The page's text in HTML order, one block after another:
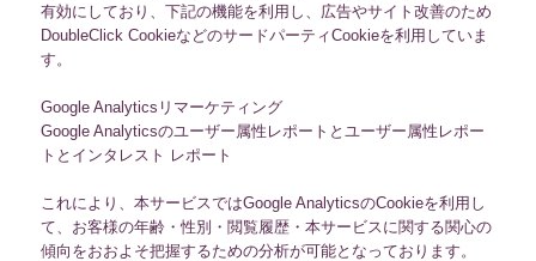
有効にしており、下記の機能を利用し、広告やサイト改善のため
DoubleClick CookieなどのサードパーティCookieを利用していま
す。
Google Analyticsリマーケティング
Google Analyticsのユーザー属性レポートとユーザー属性レポー
トとインタレスト レポート
これにより、本サービスではGoogle AnalyticsのCookieを利用し
て、お客様の年齢・性別・閲覧履歴・本サービスに関する関心の
傾向をおおよそ把握するための分析が可能となっております。